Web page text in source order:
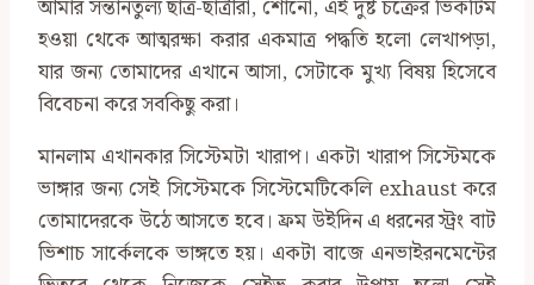
আমার সন্তানতুল্য ছাত্র-ছাত্রীরা, শোনো, এই দুষ্ট চক্রের ভিকটিম
হওয়া থেকে আত্মরক্ষা করার একমাত্র পদ্ধতি হলো লেখাপড়া,
যার জন্য তোমাদের এখানে আসা, সেটাকে মুখ্য বিষয় হিসেবে
বিবেচনা করে সবকিছু করা।
মানলাম এখানকার সিস্টেমটা খারাপ। একটা খারাপ সিস্টেমকে
ভাঙ্গার জন্য সেই সিস্টেমকে সিস্টেমেটিকেলি exhaust করে
তোমাদেরকে উঠে আসতে হবে। ফ্রম উইদিন এ ধরনের স্ট্রং বাট
ভিশাচ সার্কেলকে ভাঙ্গতে হয়। একটা বাজে এনভাইরনমেন্টের